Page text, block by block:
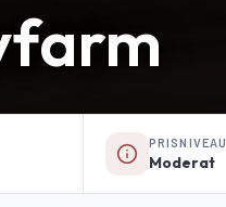
PRISNIVEAU
Moderat